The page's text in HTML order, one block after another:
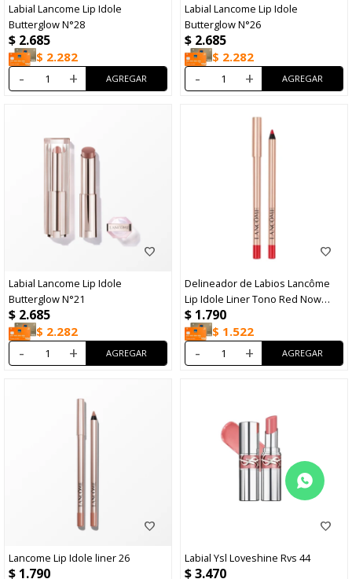
Labial Lancome Lip Idole
Butterglow N°28
$ 2.685
$ 2.282
- +
Labial Lancome Lip Idole
Butterglow N°26
$ 2.685
$ 2.282
- +
Labial Lancome Lip Idole
Butterglow N°21
$ 2.685
$ 2.282
- +
Delineador de Labios Lancôme
Lip Idole Liner Tono Red Now
N°100
$ 1.790
$ 1.522
- +
Lancome Lip Idole liner 26
$ 1.790
Labial Ysl Loveshine Rvs 44
$3.470